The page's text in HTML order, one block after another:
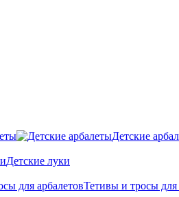
Детские
Детские луки
Тетивы и тросы для